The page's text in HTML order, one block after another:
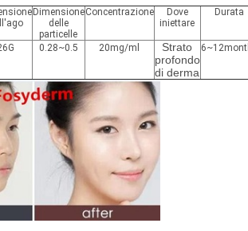
Dimensione
delle
particelle
Concentrazione
Dove
iniettare
Durata
0.28~0.5 20mg/ml
Strato
profondo
di derma